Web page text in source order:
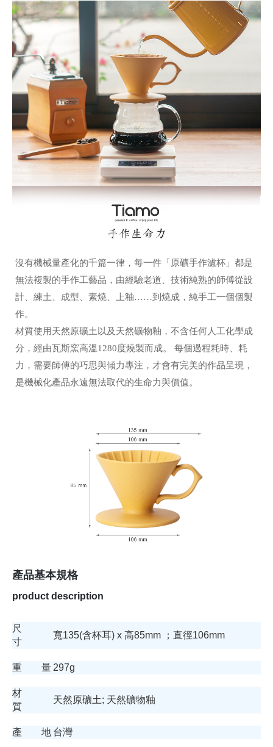
沒有機械量產化的千篇一律，每一件「原礦手作濾杯」都是
無法複製的手作工藝品，由經驗老道、技術純熟的師傅從設
計、練土、成型、素燒、上釉……到燒成，純手工一個個製
作。
材質使用天然原礦土以及天然礦物釉，不含任何人工化學成
分，經由瓦斯窯高溫1280度燒製而成。 每個過程耗時、耗
力，需要師傅的巧思與傾力專注，才會有完美的作品呈現，
是機械化產品永遠無法取代的生命力與價值。
產品基本規格
product description
尺
寸
寬135(含杯耳) x 高85mm ；直徑106mm
重 量 297g
材
質
天然原礦土; 天然礦物釉
產 地 台灣